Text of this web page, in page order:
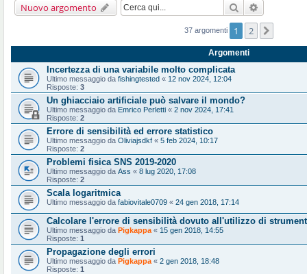
Nuovo argomento Cerca
37 argomenti 1 2
Argomenti
Incertezza di una variabile molto complicata
Ultimo messaggio da fishingtested « 12 nov 2024, 12:04
Risposte: 3
Un ghiacciaio artificiale può salvare il mondo?
Ultimo messaggio da Emrico Perletti « 2 nov 2024, 17:41
Risposte: 2
Errore di sensibilità ed errore statistico
Ultimo messaggio da Oliviajsdkf « 5 feb 2024, 10:17
Risposte: 2
Problemi fisica SNS 2019-2020
Ultimo messaggio da Ass « 8 lug 2020, 17:08
Risposte: 2
Scala logaritmica
Ultimo messaggio da fabiovitale0709 « 24 gen 2018, 17:14
Calcolare l'errore di sensibilità dovuto all'utilizzo di
Ultimo messaggio da Pigkappa « 15 gen 2018, 14:55
Risposte: 1
Propagazione degli errori
Ultimo messaggio da Pigkappa « 2 gen 2018, 18:48
Risposte: 1